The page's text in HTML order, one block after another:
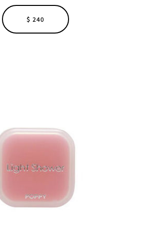
$ 240